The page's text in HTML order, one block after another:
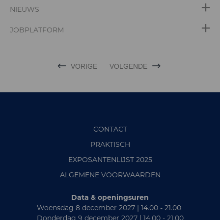
NIEUWS
JOBPLATFORM
VORIGE VOLGENDE
CONTACT
PRAKTISCH
EXPOSANTENLIJST 2025
ALGEMENE VOORWAARDEN
Data & openingsuren
Woensdag 8 december 2027 | 14.00 - 21.00
Donderdag 9 december 2027 | 14.00 - 21.00